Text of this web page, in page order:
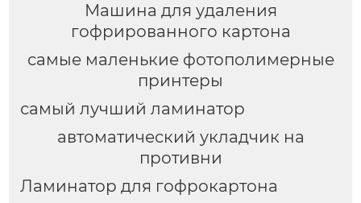
Машина для удаления
гофрированного картона
самые маленькие фотополимерные
принтеры
самый лучший ламинатор
автоматический укладчик на
противни
Ламинатор для гофрокартона